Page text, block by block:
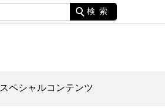
検索
スペシャルコンテンツ